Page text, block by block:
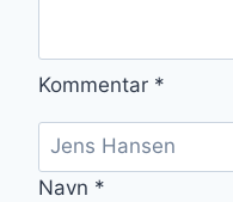
Kommentar *
Navn *